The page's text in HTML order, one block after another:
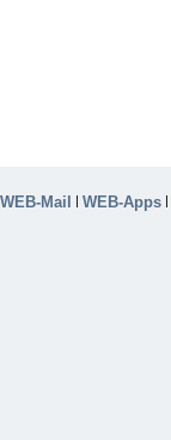
WEB-Mail | WEB-Apps |